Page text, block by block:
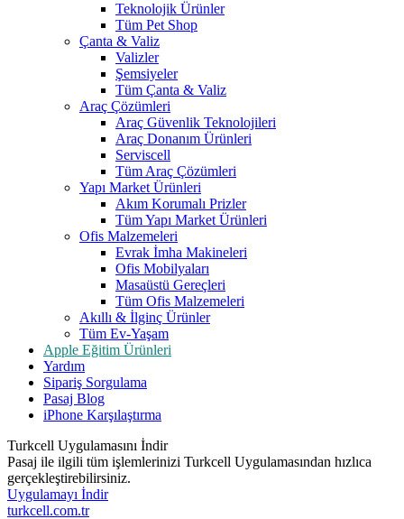
Teknolojik Ürünler
Tüm Pet Shop
Çanta & Valiz
Valizler
Şemsiyeler
Tüm Çanta & Valiz
Araç Çözümleri
Araç Güvenlik Teknolojileri
Araç Donanım Ürünleri
Serviscell
Tüm Araç Çözümleri
Yapı Market Ürünleri
Akım Korumalı Prizler
Tüm Yapı Market Ürünleri
Ofis Malzemeleri
Evrak İmha Makineleri
Ofis Mobilyaları
Masaüstü Gereçleri
Tüm Ofis Malzemeleri
Akıllı & İlginç Ürünler
Tüm Ev-Yaşam
Apple Eğitim Ürünleri
Yardım
Sipariş Sorgulama
Pasaj Blog
iPhone Karşılaştırma
Turkcell Uygulamasını İndir
Pasaj ile ilgili tüm işlemlerinizi Turkcell Uygulamasından hızlıca
gerçekleştirebilirsiniz.
Uygulamayı İndir
turkcell.com.tr